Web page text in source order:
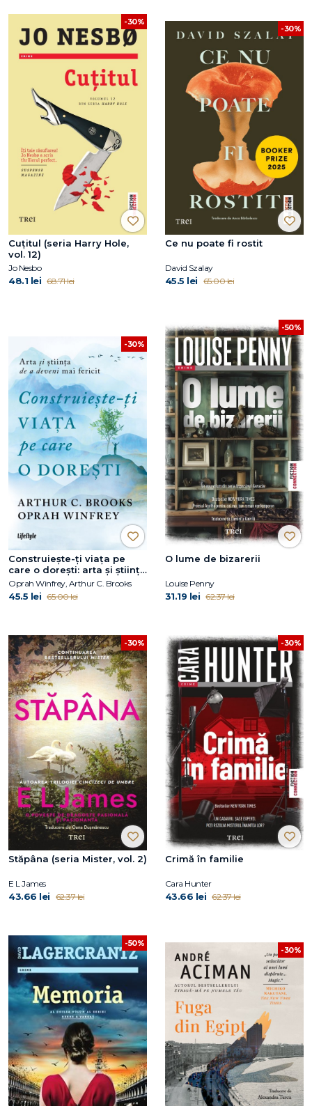
-30%
Cuțitul (seria Harry Hole,
vol. 12)
Jo Nesbo
48.1 lei 68.71 lei
-30%
Ce nu poate fi rostit
David Szalay
45.5 lei 65.00 lei
-30%
Construiește-ți viața pe
care o dorești: arta și știința
de a deveni mai fericit
Oprah Winfrey, Arthur C. Brooks
45.5 lei 65.00 lei
-50%
O lume de bizarerii
Louise Penny
31.19 lei 62.37 lei
-30%
Stăpâna (seria Mister, vol. 2)
E L James
43.66 lei 62.37 lei
-30%
Crimă în familie
Cara Hunter
43.66 lei 62.37 lei
-50%
-30%